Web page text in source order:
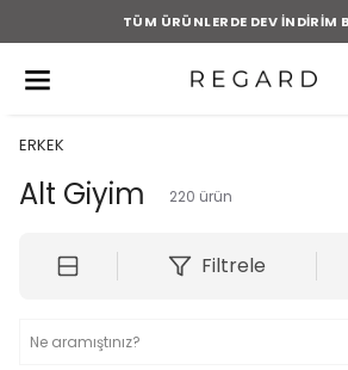
TÜM ÜRÜNLERDE DEV İNDİRİM
ERKEK
Alt Giyim 220 ürün
Filtrele